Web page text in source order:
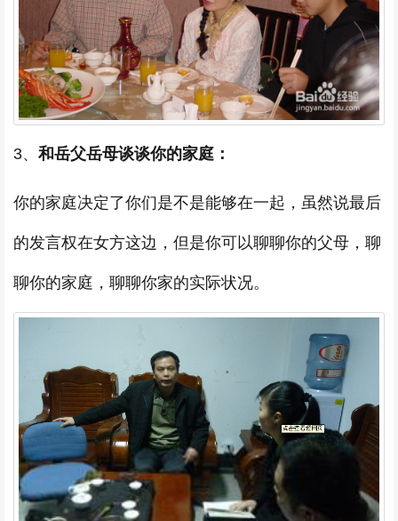
3、 和岳父岳母谈谈你的家庭：
你的家庭决定了你们是不是能够在一起，虽然说最后
的发言权在女方这边，但是你可以聊聊你的父母，聊
聊你的家庭，聊聊你家的实际状况。